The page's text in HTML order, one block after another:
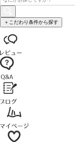
＋こだわり条件から探す